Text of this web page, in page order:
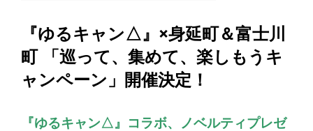
『ゆるキャン△』×身延町＆富士川
町 「巡って、集めて、楽しもうキ
ャンペーン」開催決定！
『ゆるキャン△』コラボ、ノベルティプレゼ